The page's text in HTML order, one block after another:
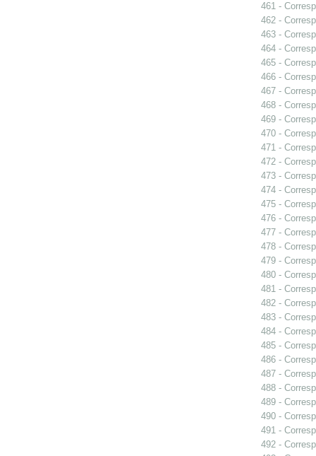
461 -
462 -
463 -
464 -
465 -
466 -
467 -
468 -
469 -
470 -
471 -
472 -
473 -
474 -
475 -
476 -
477 -
478 -
479 -
480 -
481 -
482 -
483 -
484 -
485 -
486 -
487 -
488 -
489 -
490 -
491 -
492 -